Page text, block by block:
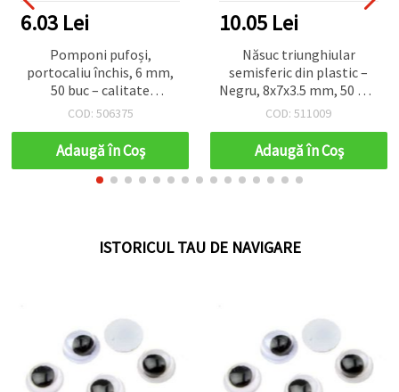
10.05 Lei
Năsuc triunghiular
semisferic din plastic –
Negru, 8x7x3.5 mm, 50 buc
– Perfect pentru ursuleți
amigurumi și proiecte DIY
handmade
COD: 511009
Adaugă în Coş
10.05 Lei
Ochi mobili 6 mm (Googly
Eyes) pentru DIY, hobby și
craft, accesorii handmade,
set 50 bucăți
COD: 504007
Adaugă în Coş
ISTORICUL TAU DE NAVIGARE